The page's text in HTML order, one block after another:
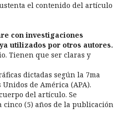
el contenido del artículo
con investigaciones
utilizados por otros autores.
Tienen que ser claras y
dictadas según la 7ma
de América (APA).
del artículo. Se
(5) años de la publicación